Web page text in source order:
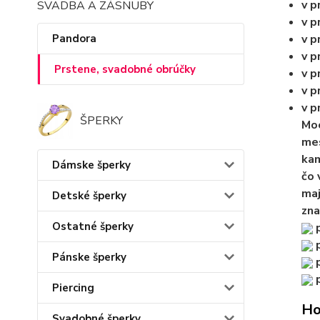
SVADBA A ZÁSNUBY
Pandora
Prstene, svadobné obrúčky
ŠPERKY
Dámske šperky
Detské šperky
Ostatné šperky
Pánske šperky
Piercing
v
v
v
v
v
v
v
čo